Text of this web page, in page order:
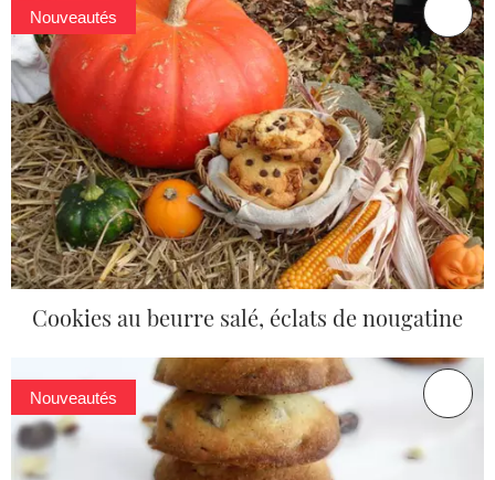
Nouveautés
Cookies au beurre salé, éclats de nougatine
Nouveautés